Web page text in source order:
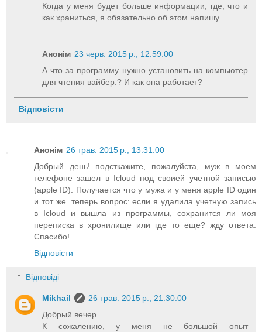
Когда у меня будет больше информации, где, что и
как храниться, я обязательно об этом напишу.
Анонім 23 черв. 2015 р., 12:59:00
А что за программу нужно установить на компьютер
для чтения вайбер.? И как она работает?
Відповісти
Анонім 26 трав. 2015 р., 13:31:00
Добрый день! подсткажите, пожалуйста, муж в моем
телефоне зашел в Icloud под своией учетной записью
(apple ID). Получается что у мужа и у меня apple ID один
и тот же. теперь вопрос: если я удалила учетную запись
в Icloud и вышла из программы, сохранится ли моя
переписка в хронилище или где то еще? жду ответа.
Спасибо!
Відповісти
Відповіді
Mikhail
26 трав. 2015 р., 21:30:00
Добрый вечер.
К сожалению, у меня не большой опыт